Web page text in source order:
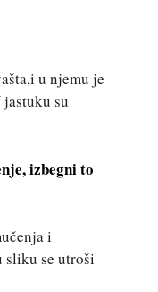
u njemu je
jastuku su
izbegni to
i
sliku se utroši